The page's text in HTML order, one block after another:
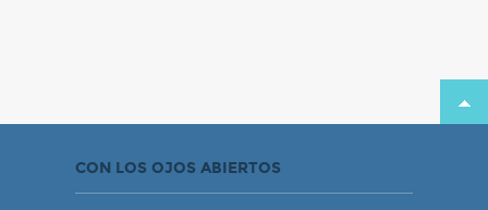
CON LOS OJOS ABIERTOS